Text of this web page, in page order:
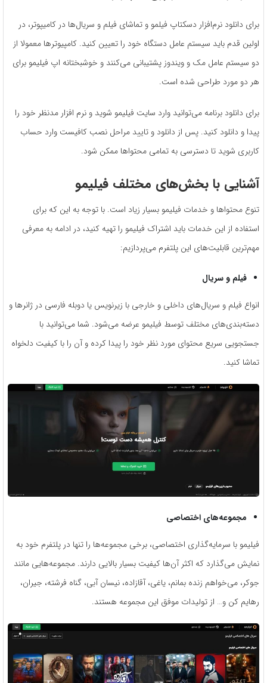
برای دانلود نرم‌افزار دسکتاپ فیلمو و تماشای فیلم و سریال‌ها در کامیپوتر، در
اولین قدم باید سیستم عامل دستگاه خود را تعیین کنید. کامپیوترها معمولا از
دو سیستم عامل مک و ویندوز پشتیبانی می‌کنند و خوشبختانه اپ فیلیمو برای
هر دو مورد طراحی شده است.
برای دانلود برنامه می‌توانید وارد سایت فیلیمو شوید و نرم افزار مدنظر خود را
پیدا و دانلود کنید. پس از دانلود و تایید مراحل نصب کافیست وارد حساب
کاربری شوید تا دسترسی به تمامی محتواها ممکن شود.
آشنایی با بخش‌های مختلف فیلیمو
تنوع محتواها و خدمات فیلیمو بسیار زیاد است. با توجه به این که برای
استفاده از این خدمات باید اشتراک فیلیمو را تهیه کنید، در ادامه به معرفی
مهم‌ترین قابلیت‌های این پلتفرم می‌پردازیم:
فیلم و سریال
انواع فیلم و سریال‌های داخلی و خارجی با زیرنویس یا دوبله فارسی در ژانرها و
دسته‌بندی‌های مختلف توسط فیلیمو عرضه می‌شود. شما می‌توانید با
جستجویی سریع محتوای مورد نظر خود را پیدا کرده و آن را با کیفیت دلخواه
تماشا کنید.
مجموعه‌های اختصاصی
فیلیمو با سرمایه‌گذاری اختصاصی، برخی مجموعه‌ها را تنها در پلتفرم خود به
نمایش می‌گذارد که اکثر آن‌ها کیفیت بسیار بالایی دارند. مجموعه‌هایی مانند
جوکر، می‌خواهم زنده بمانم، یاغی، آقازاده، نیسان آبی، گناه فرشته، جیران،
رهایم کن و… از تولیدات موفق این مجموعه هستند.